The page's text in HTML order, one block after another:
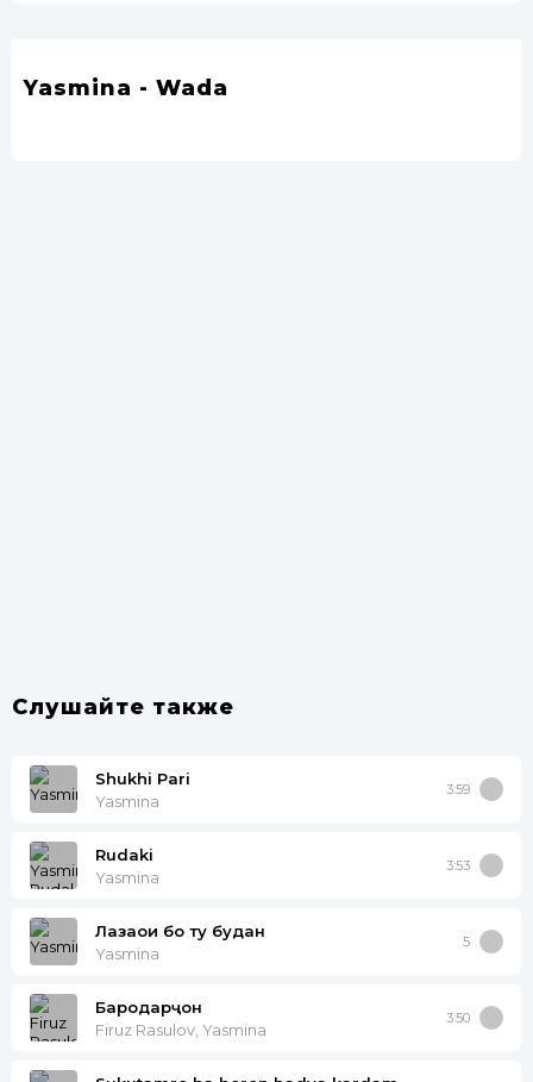
Yasmina - Wada
Слушайте также
Shukhi Pari
Yasmina
3:59
Rudaki
Yasmina
3:53
Лаҳзаҳои бо ту будан
Yasmina
5
Бародарҷон
Firuz Rasulov, Yasmina
3:50